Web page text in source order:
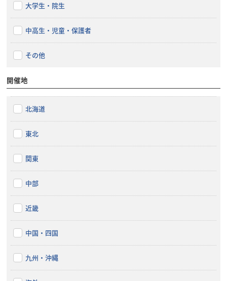
大学生・院生
中高生・児童・保護者
その他
開催地
北海道
東北
関東
中部
近畿
中国・四国
九州・沖縄